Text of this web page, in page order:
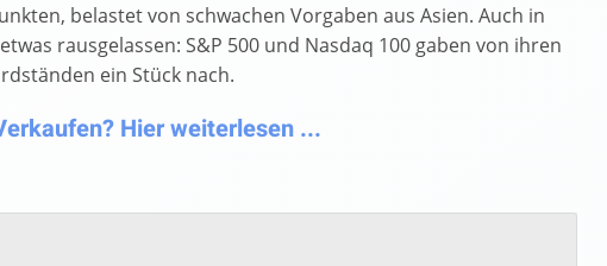
belastet von schwachen Vorgaben aus Asien. Auch in
rausgelassen: S&P 500 und Nasdaq 100 gaben von ihren
ein Stück nach.
Hier weiterlesen ...